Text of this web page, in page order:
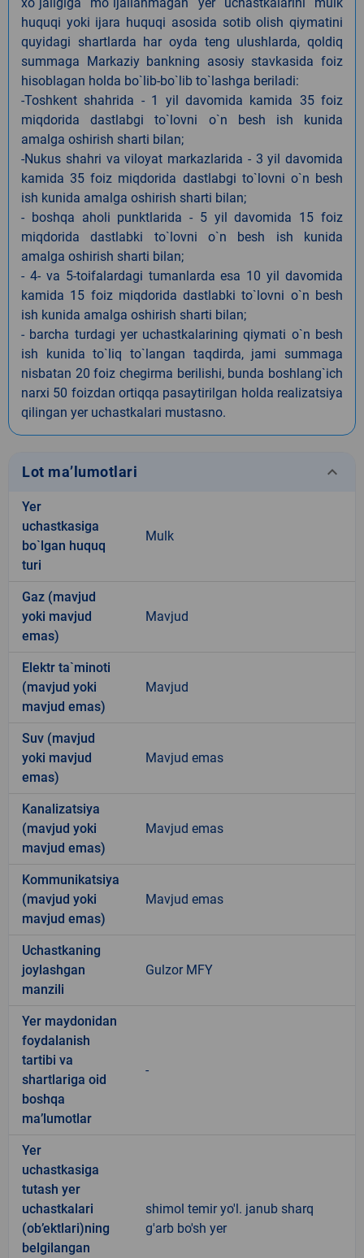
huquqi yoki ijara huquqi asosida sotib olish qiymatini
quyidagi shartlarda har oyda teng ulushlarda, qoldiq
summaga Markaziy bankning asosiy stavkasida foiz
hisoblagan holda bo`lib-bo`lib to`lashga beriladi:
-Toshkent shahrida - 1 yil davomida kamida 35 foiz
miqdorida dastlabgi to`lovni o`n besh ish kunida
amalga oshirish sharti bilan;
-Nukus shahri va viloyat markazlarida - 3 yil davomida
kamida 35 foiz miqdorida dastlabgi to`lovni o`n besh
ish kunida amalga oshirish sharti bilan;
- boshqa aholi punktlarida - 5 yil davomida 15 foiz
miqdorida dastlabki to`lovni o`n besh ish kunida
amalga oshirish sharti bilan;
- 4- va 5-toifalardagi tumanlarda esa 10 yil davomida
kamida 15 foiz miqdorida dastlabki to`lovni o`n besh
ish kunida amalga oshirish sharti bilan;
- barcha turdagi yer uchastkalarining qiymati o`n besh
ish kunida to`liq to`langan taqdirda, jami summaga
nisbatan 20 foiz chegirma berilishi, bunda boshlang`ich
narxi 50 foizdan ortiqqa pasaytirilgan holda realizatsiya
qilingan yer uchastkalari mustasno.
Lot ma’lumotlari keyboard_arrow_down
Yer
uchastkasiga
bo`lgan huquq
turi
Mulk
Gaz (mavjud
yoki mavjud
emas)
Mavjud
Elektr ta`minoti
(mavjud yoki
mavjud emas)
Mavjud
Suv (mavjud
yoki mavjud
emas)
Mavjud emas
Kanalizatsiya
(mavjud yoki
mavjud emas)
Mavjud emas
Kommunikatsiya
(mavjud yoki
mavjud emas)
Mavjud emas
Uchastkaning
joylashgan
manzili
Gulzor MFY
Yer maydonidan
foydalanish
tartibi va
shartlariga oid
boshqa
ma’lumotlar
-
Yer
uchastkasiga
tutash yer
uchastkalari
(ob’ektlari)ning
belgilangan
shimol temir yo'l. janub sharq
g'arb bo'sh yer